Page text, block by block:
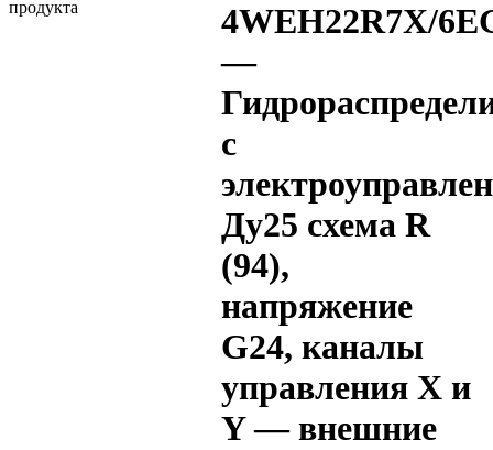
4WEH22R7X/
—
с
Ду25 схема R
(94),
напряжение
G24, каналы
управления X и
Y — внешние